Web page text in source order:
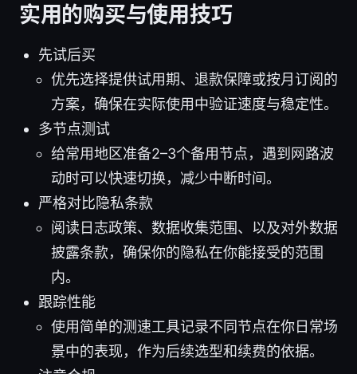
实用的购买与使用技巧
先试后买
优先选择提供试用期、退款保障或按月订阅的
方案，确保在实际使用中验证速度与稳定性。
多节点测试
给常用地区准备2–3个备用节点，遇到网路波
动时可以快速切换，减少中断时间。
严格对比隐私条款
阅读日志政策、数据收集范围、以及对外数据
披露条款，确保你的隐私在你能接受的范围
内。
跟踪性能
使用简单的测速工具记录不同节点在你日常场
景中的表现，作为后续选型和续费的依据。